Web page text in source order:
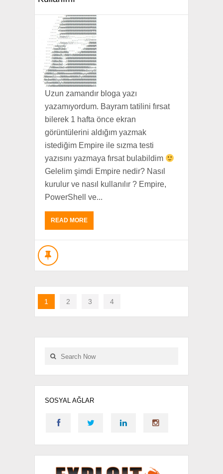
Uzun zamandır bloga yazı
yazamıyordum. Bayram tatilini fırsat
bilerek 1 hafta önce ekran
görüntülerini aldığım yazmak
istediğim Empire ile sızma testi
yazısını yazmaya fırsat bulabildim
Gelelim şimdi Empire nedir? Nasıl
kurulur ve nasıl kullanılır ? Empire,
PowerShell ve...
READ MORE
1 2 3 4
SOSYAL AĞLAR